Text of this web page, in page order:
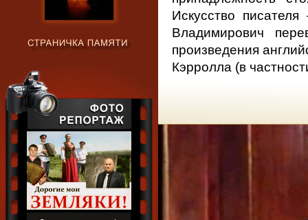
Искусство
Владимирович
произведения
Кэрролла (в